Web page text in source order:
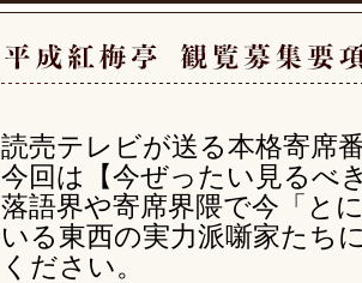
読売テレビが送る本格寄席
今回は【今ぜったい見るべ
落語界や寄席界隈で今「と
いる東西の実力派噺家たち
ください。